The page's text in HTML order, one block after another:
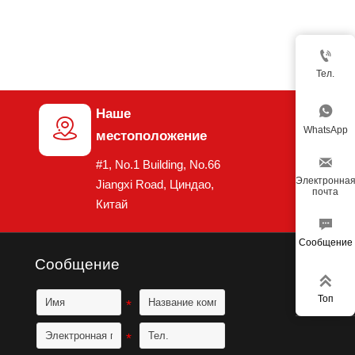

Наше
местоположение
#1, No.1 Building, No.66
Jiangxi Road, Циндао,
Китай
Сообщение

Тел.

WhatsApp

Электронная
почта

Сообщение

Топ